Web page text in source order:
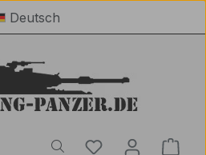
Deutsch
Du hast 0